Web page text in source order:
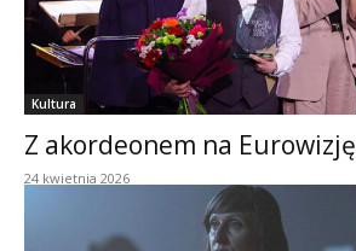
Kultura
Z akordeonem na Eurowizję
24 kwietnia 2026